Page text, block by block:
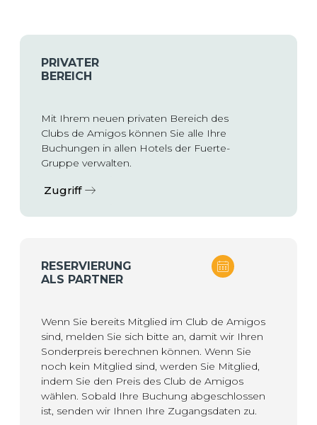
PRIVATER
BEREICH
Mit Ihrem neuen privaten Bereich des
Clubs de Amigos können Sie alle Ihre
Buchungen in allen Hotels der Fuerte-
Gruppe verwalten.
Zugriff
RESERVIERUNG
ALS PARTNER
Wenn Sie bereits Mitglied im Club de Amigos
sind, melden Sie sich bitte an, damit wir Ihren
Sonderpreis berechnen können. Wenn Sie
noch kein Mitglied sind, werden Sie Mitglied,
indem Sie den Preis des Club de Amigos
wählen. Sobald Ihre Buchung abgeschlossen
ist, senden wir Ihnen Ihre Zugangsdaten zu.